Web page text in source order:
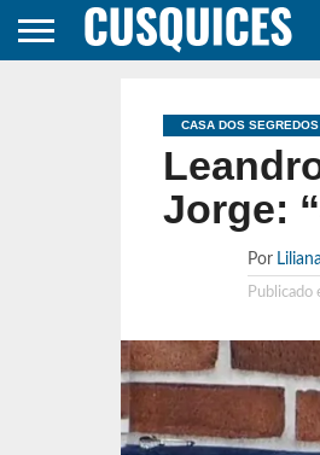
CASA DOS SEGREDOS
Jorge:
Por
Publicado